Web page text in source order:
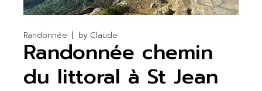
Randonnée by Claude
Randonnée chemin
du littoral à St Jean